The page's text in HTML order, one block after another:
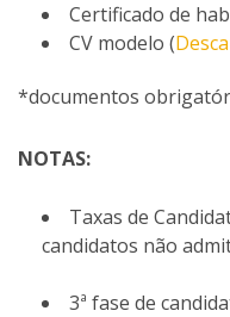
Certificado de
CV modelo (
*documentos
NOTAS:
Taxas de
candidatos não
3ª fase de